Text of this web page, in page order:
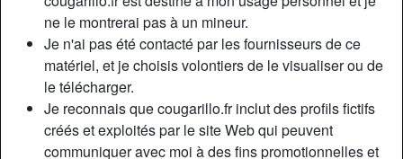
ne le montrerai pas à un mineur.
Je n'ai pas été contacté par les fournisseurs de ce
matériel, et je choisis volontiers de le visualiser ou de
le télécharger.
Je reconnais que cougarillo.fr inclut des profils fictifs
créés et exploités par le site Web qui peuvent
communiquer avec moi à des fins promotionnelles et
Pays:
France
Département:
Sexe:
Femme
Sexualité:
Relation:
Célibataire
Couleur des cheveux:
Foncé
Couleur des yeux:
Brun